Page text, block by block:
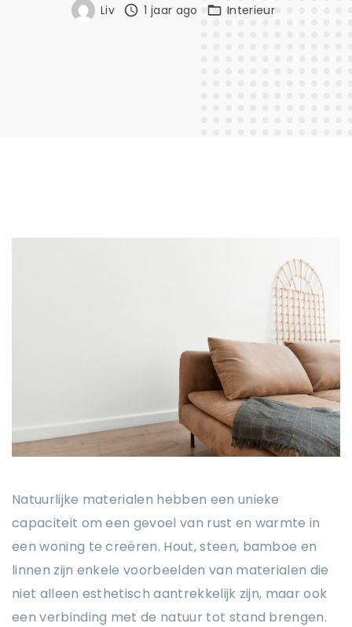
Liv 1 jaar ago Interieur
Natuurlijke materialen hebben een unieke
capaciteit om een gevoel van rust en warmte in
een woning te creëren. Hout, steen, bamboe en
linnen zijn enkele voorbeelden van materialen die
niet alleen esthetisch aantrekkelijk zijn, maar ook
een verbinding met de natuur tot stand brengen.